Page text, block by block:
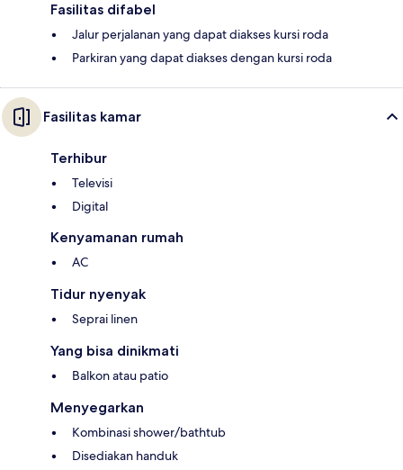
Fasilitas difabel
Jalur perjalanan yang dapat diakses kursi roda
Parkiran yang dapat diakses dengan kursi roda
Fasilitas kamar
Terhibur
Televisi
Digital
Kenyamanan rumah
AC
Tidur nyenyak
Seprai linen
Yang bisa dinikmati
Balkon atau patio
Menyegarkan
Kombinasi shower/bathtub
Disediakan handuk